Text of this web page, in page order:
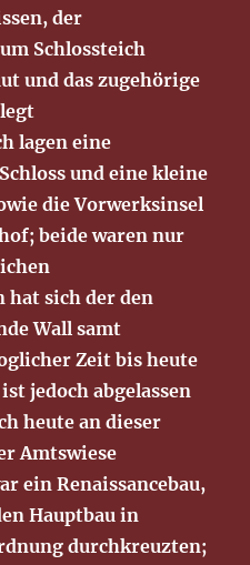
der
Schlossteich
und das zugehörige
lagen eine
und eine kleine
die Vorwerksinsel
beide waren nur
hat sich der den
Wall samt
Zeit bis heute
jedoch abgelassen
heute an dieser
Amtswiese
ein Renaissancebau,
Hauptbau in
durchkreuzten;